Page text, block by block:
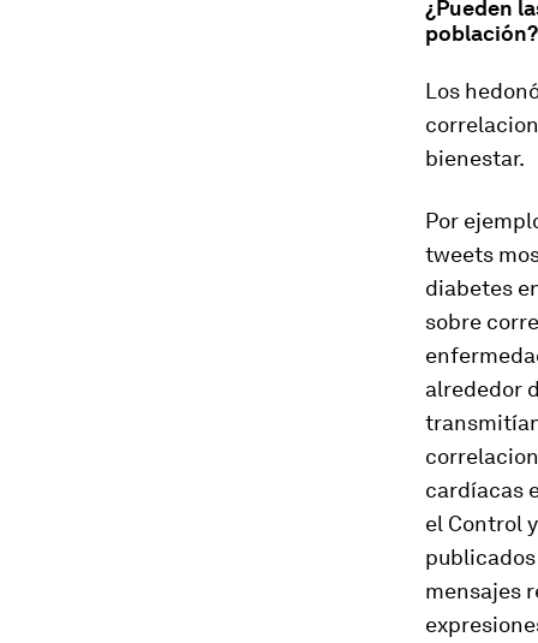
¿Pueden
población?
Los
bienestar.
Por
tweets
diabetes
sobre
alrededor
cardíacas
el Control
mensajes